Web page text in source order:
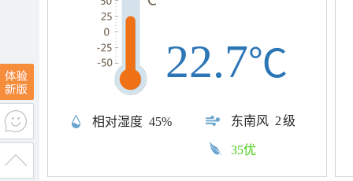
相对湿度 45% 东南风 2级
22.7℃
35优